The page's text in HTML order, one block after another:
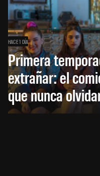
HACE 1 DÍA
Primera
extrañar: el
que nunca